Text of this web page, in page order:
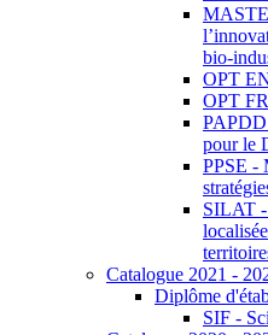
bio-
OPT
OPT
pour le
PPSE -
SILAT -
Catalogue 2021 -
Diplôme
SIF -